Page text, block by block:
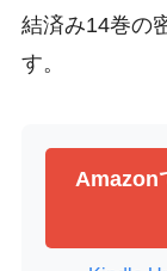
結済み14巻の
す。
Amazon